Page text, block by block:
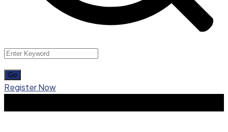
Register Now